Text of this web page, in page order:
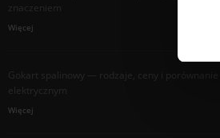
znaczeniem
Więcej
Gokart spalinowy — rodzaje, ceny i porównanie z
elektrycznym
Więcej